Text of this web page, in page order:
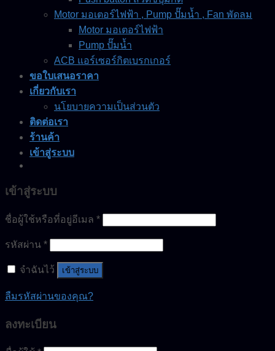
Motor มอเตอร์ไฟฟ้า , Pump ปั๊มน้ำ , Fan พัดลม
Motor มอเตอร์ไฟฟ้า
Pump ปั๊มน้ำ
ACB แอร์เซอร์กิตเบรกเกอร์
ขอใบเสนอราคา
เกี่ยวกับเรา
นโยบายความเป็นส่วนตัว
ติดต่อเรา
ร้านค้า
เข้าสู่ระบบ
เข้าสู่ระบบ
ชื่อผู้ใช้หรือที่อยู่อีเมล *
รหัสผ่าน *
จำฉันไว้ เข้าสู่ระบบ
ลืมรหัสผ่านของคุณ?
ลงทะเบียน